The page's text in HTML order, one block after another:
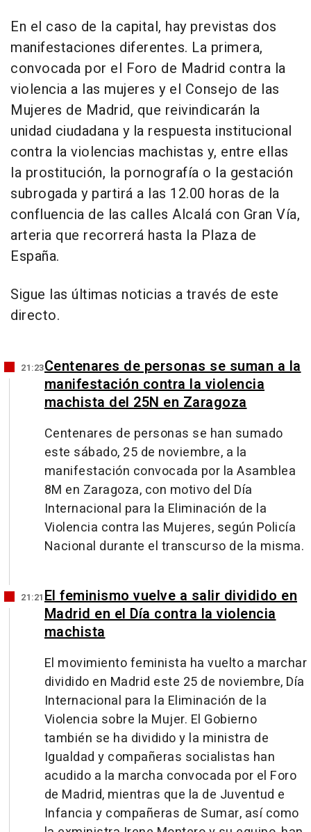
En el caso de la capital, hay previstas dos
manifestaciones diferentes. La primera,
convocada por el Foro de Madrid contra la
violencia a las mujeres y el Consejo de las
Mujeres de Madrid, que reivindicarán la
unidad ciudadana y la respuesta institucional
contra la violencias machistas y, entre ellas
la prostitución, la pornografía o la gestación
subrogada y partirá a las 12.00 horas de la
confluencia de las calles Alcalá con Gran Vía,
arteria que recorrerá hasta la Plaza de
España.
Sigue las últimas noticias a través de este
directo.
21:23Centenares de personas se suman a la
manifestación contra la violencia
machista del 25N en Zaragoza
Centenares de personas se han sumado
este sábado, 25 de noviembre, a la
manifestación convocada por la Asamblea
8M en Zaragoza, con motivo del Día
Internacional para la Eliminación de la
Violencia contra las Mujeres, según Policía
Nacional durante el transcurso de la misma.
21:21El feminismo vuelve a salir dividido en
Madrid en el Día contra la violencia
machista
El movimiento feminista ha vuelto a marchar
dividido en Madrid este 25 de noviembre, Día
Internacional para la Eliminación de la
Violencia sobre la Mujer. El Gobierno
también se ha dividido y la ministra de
Igualdad y compañeras socialistas han
acudido a la marcha convocada por el Foro
de Madrid, mientras que la de Juventud e
Infancia y compañeras de Sumar, así como